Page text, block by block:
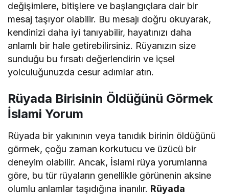
değişimlere, bitişlere ve başlangıçlara dair bir
mesaj taşıyor olabilir. Bu mesajı doğru okuyarak,
kendinizi daha iyi tanıyabilir, hayatınızı daha
anlamlı bir hale getirebilirsiniz. Rüyanızın size
sunduğu bu fırsatı değerlendirin ve içsel
yolculuğunuzda cesur adımlar atın.
Rüyada Birisinin Öldüğünü Görmek
İslami Yorum
Rüyada bir yakınının veya tanıdık birinin öldüğünü
görmek, çoğu zaman korkutucu ve üzücü bir
deneyim olabilir. Ancak, İslami rüya yorumlarına
göre, bu tür rüyaların genellikle görünenin aksine
olumlu anlamlar taşıdığına inanılır. Rüyada